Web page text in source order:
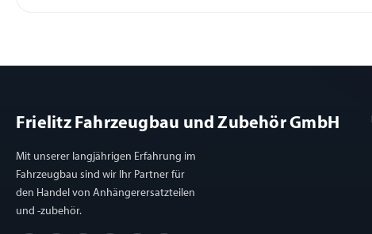
Frielitz Fahrzeugbau und Zubehör GmbH
Mit unserer langjährigen Erfahrung im
Fahrzeugbau sind wir Ihr Partner für
den Handel von Anhängerersatzteilen
und -zubehör.